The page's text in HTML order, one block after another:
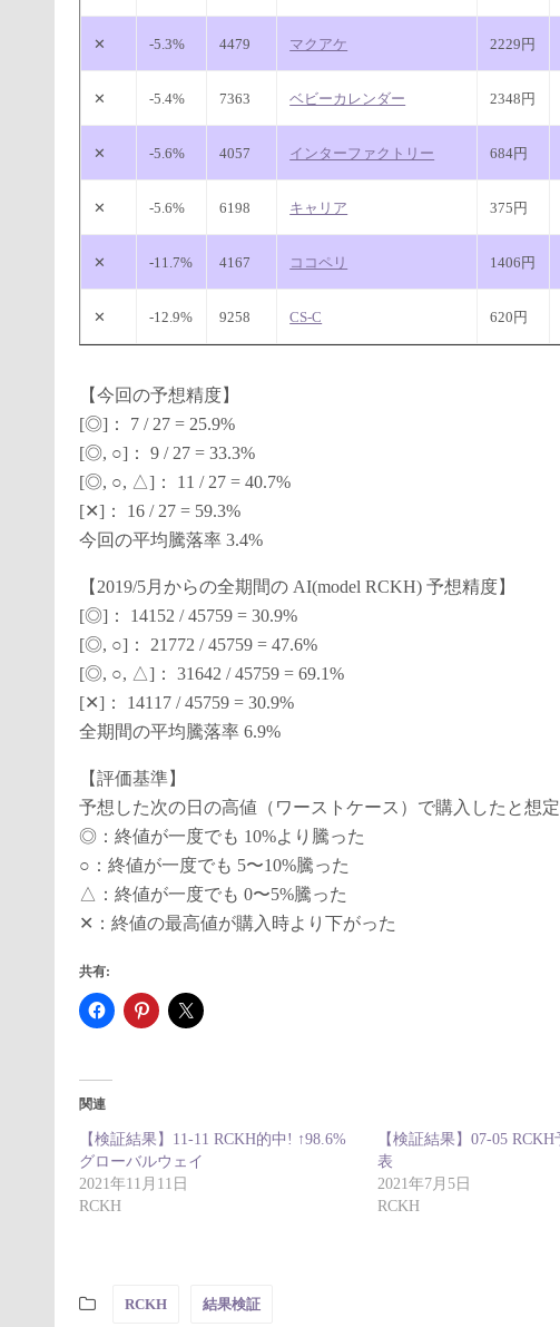
✕ -5.3% 4479 マクアケ 2229円
✕ -5.4% 7363 ベビーカレンダー 2348円
✕ -5.6% 4057 インターファクトリー 684円
✕ -5.6% 6198 キャリア 375円
✕ -11.7% 4167 ココペリ 1406円
✕ -12.9% 9258 CS-C 620円
【今回の予想精度】
[◎]： 7 / 27 = 25.9%
[◎, ○]： 9 / 27 = 33.3%
[◎, ○, △]： 11 / 27 = 40.7%
[✕]： 16 / 27 = 59.3%
今回の平均騰落率 3.4%
【2019/5月からの全期間の AI(model RCKH) 予想精度】
[◎]： 14152 / 45759 = 30.9%
[◎, ○]： 21772 / 45759 = 47.6%
[◎, ○, △]： 31642 / 45759 = 69.1%
[✕]： 14117 / 45759 = 30.9%
全期間の平均騰落率 6.9%
【評価基準】
予想した次の日の高値（ワーストケース）で購入したと想
◎：終値が一度でも 10%より騰った
○：終値が一度でも 5〜10%騰った
△：終値が一度でも 0〜5%騰った
✕：終値の最高値が購入時より下がった
共有:
関連
【検証結果】11-11 RCKH的中! ↑98.6%
グローバルウェイ
2021年11月11日
RCKH
【検証結果】07-05
表
2021年7月5日
RCKH
RCKH 結果検証